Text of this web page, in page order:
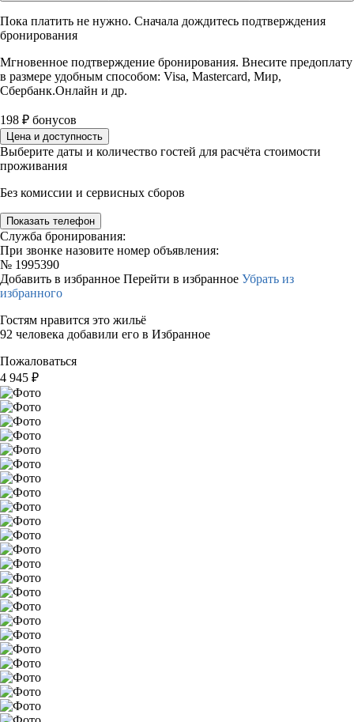
Пока платить не нужно. Сначала дождитесь подтверждения
бронирования
Мгновенное подтверждение бронирования. Внесите предоплату
в размере удобным способом: Visa, Mastercard, Мир,
Сбербанк.Онлайн и др.
198 ₽ бонусов
Цена и доступность
Выберите даты и количество гостей для расчёта стоимости
проживания
Без комиссии и сервисных сборов
Показать телефон
Служба бронирования:
При звонке назовите номер объявления:
№ 1995390
Добавить в избранное Перейти в избранное Убрать из
избранного
Гостям нравится это жильё
92 человека добавили его в Избранное
Пожаловаться
4 945 ₽